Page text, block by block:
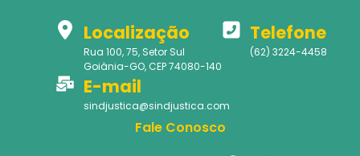
Localização
Rua 100, 75, Setor Sul
Goiânia-GO, CEP 74080-140
Telefone
(62) 3224-4458
E-mail
sindjustica@sindjustica.com
Fale Conosco